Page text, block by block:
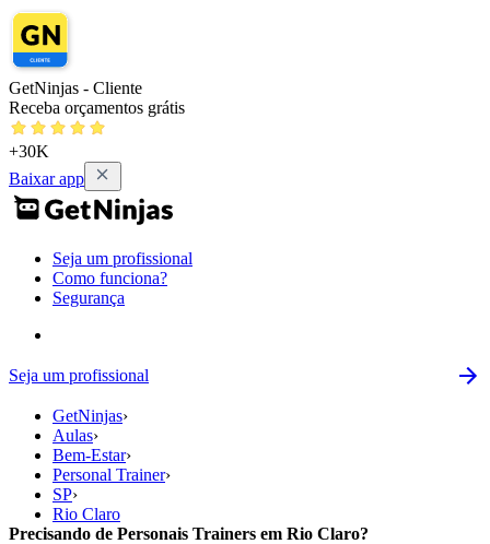
GetNinjas - Cliente
Receba orçamentos grátis
+30K
Baixar app
Seja um profissional
Como funciona?
Segurança
Seja um profissional
GetNinjas›
Aulas›
Bem-Estar›
Personal Trainer›
SP›
Rio Claro
Precisando de Personais Trainers em Rio Claro?